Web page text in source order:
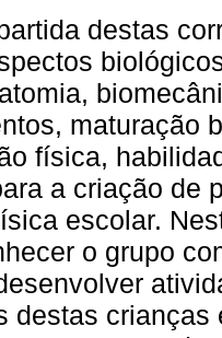
destas
maturação
física,
a criação de
escolar.
o grupo
destas crianças